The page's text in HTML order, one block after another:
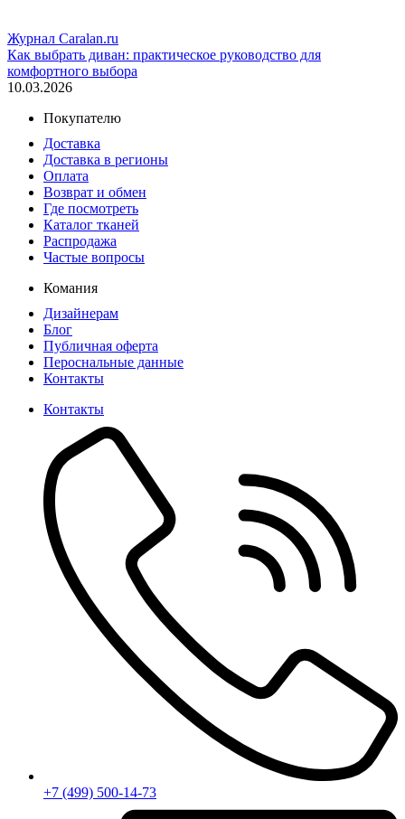
Журнал Caralan.ru
Как выбрать диван: практическое руководство для
комфортного выбора
10.03.2026
Покупателю
Доставка
Доставка в регионы
Оплата
Возврат и обмен
Где посмотреть
Каталог тканей
Распродажа
Частые вопросы
Комания
Дизайнерам
Блог
Публичная оферта
Пероснальные данные
Контакты
Контакты
+7 (499) 500-14-73